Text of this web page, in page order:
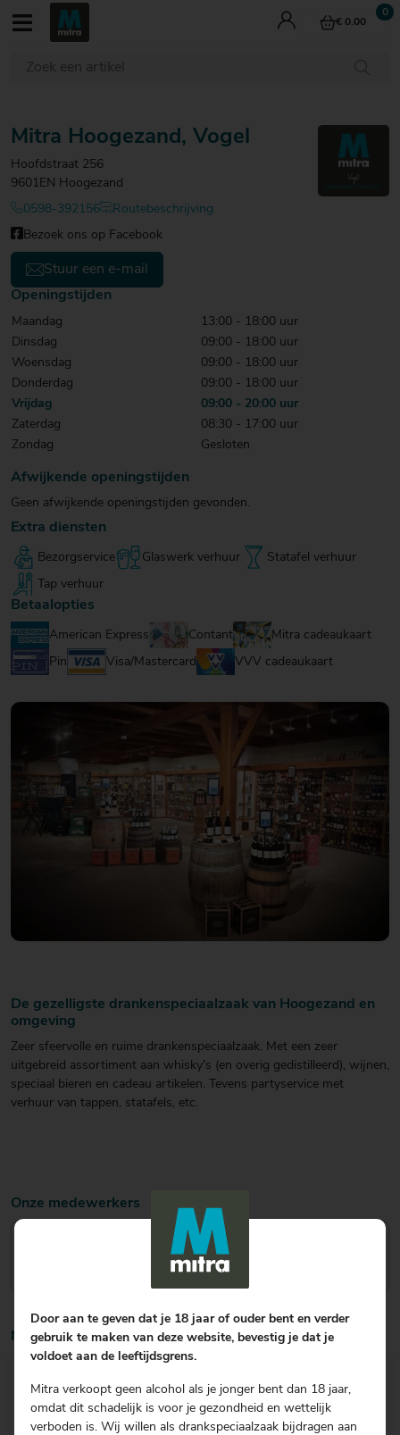
€ 0.00
Wijn
Gedistilleerd
Aperitieven
Mixdranken
Cadeau
Last Minutes
Proeverijen
Culinair
Cocktails
Over Mitra
Voordelen Mitra Member
Klantenservice
€ 0 - tot € 5 € 10 - € 15
€ 15 - € 20
€ 20 - € 25
€ 0 - tot € 5 € 10 - € 15
€ 15 - € 20
€ 20 - € 25
€ 0 - tot € 5 € 5 - € 10
€ 20 - € 25
€ 0
- tot
€ 5
- €
25
- €
€ 0
- tot
€ 5
- €
25
€ 0
- tot
€ 5
€ 5
- €
25
Mitra Hoogezand, Vogel
Hoofdstraat 256
9601EN Hoogezand
0598-392156
Routebeschrijving
Bezoek ons op Facebook
Stuur een e-mail
Openingstijden
Maandag
13:00 - 18:00 uur
Dinsdag
09:00 - 18:00 uur
Woensdag
09:00 - 18:00 uur
Donderdag
09:00 - 18:00 uur
Vrijdag
09:00 - 20:00 uur
Zaterdag
08:30 - 17:00 uur
Zondag
Gesloten
Afwijkende openingstijden
Geen afwijkende openingstijden gevonden.
Extra diensten
Bezorgservice Glaswerk verhuur
Statafel verhuur
Tap verhuur
Betaalopties
American Express Contant
Mitra cadeaukaart
Pin
Visa/Mastercard VVV cadeaukaart
De gezelligste drankenspeciaalzaak van Hoogezand en
omgeving
Zeer sfeervolle en ruime drankenspeciaalzaak. Met een zeer
uitgebreid assortiment aan whisky's (en overig gedistilleerd), wijnen,
speciaal bieren en cadeau artikelen. Tevens partyservice met
verhuur van tappen, statafels, etc.
Onze medewerkers
Arjan Vogel
Eigenaar
Nieuws
23-11-2013
Door aan te geven dat je 18 jaar of ouder bent en verder
gebruik te maken van deze website, bevestig je dat je
voldoet aan de leeftijdsgrens.
Mitra verkoopt geen alcohol als je jonger bent dan 18 jaar,
omdat dit schadelijk is voor je gezondheid en wettelijk
verboden is. Wij willen als drankspeciaalzaak bijdragen aan